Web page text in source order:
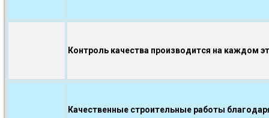
Контроль качества производится на каждом
Качественные строительные работы